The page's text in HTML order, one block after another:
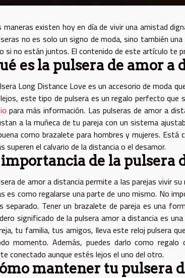
maneras existen hoy en día de vivir una amistad
no es solo un signo de moda, sino también
si no están juntos. El contenido de este artículo te
es la pulsera de amor a
Long Distance Love es un accesorio de moda
este tipo de pulsera es un regalo perfecto que
para más información. Las pulseras de amor a
a la muñeca de tu pareja con un sistema
como brazalete para hombres y mujeres.
superen el calvario de la distancia o el desamor.
de la pulsera
de amor a distancia permite a las parejas vivir
es como regalarse una parte de uno mismo. No
separado. Tener un brazalete de pareja es una
significado de la pulsera amor a distancia es
tu familia, tus amigos, lleva este reloj pulsera
momento. Además, puedes darlo como
conectado aunque estés lejos el uno del otro.
mantener tu pulsera